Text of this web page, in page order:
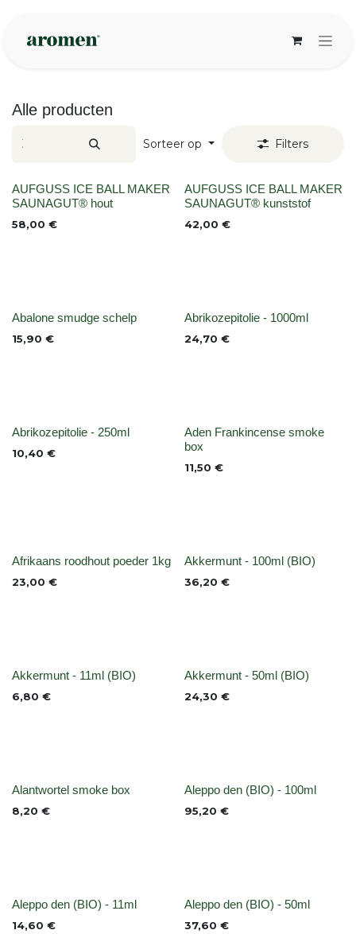
Alle producten
Sorteer op Filters
None
AUFGUSS ICE BALL MAKER
SAUNAGUT® hout
58,00 €
None
AUFGUSS ICE BALL MAKER
SAUNAGUT® kunststof
42,00 €
None
Abalone smudge schelp
15,90 € None
Abrikozepitolie - 1000ml
24,70 €
None
Abrikozepitolie - 250ml
10,40 € None
Aden Frankincense smoke
box
11,50 €
Niet op voorraad
Afrikaans roodhout poeder 1kg
23,00 € None
Akkermunt - 100ml (BIO)
36,20 €
None
Akkermunt - 11ml (BIO)
6,80 € None
Akkermunt - 50ml (BIO)
24,30 €
None
Alantwortel smoke box
8,20 € None
Aleppo den (BIO) - 100ml
95,20 €
None
Aleppo den (BIO) - 11ml
14,60 € None
Aleppo den (BIO) - 50ml
37,60 €